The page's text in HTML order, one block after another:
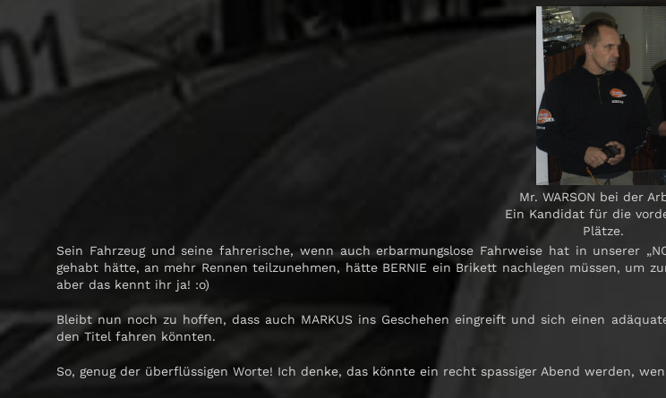
Mr. WARSON bei der
Ein Kandidat für die
Plätze.
Sein Fahrzeug und seine fahrerische, wenn auch erbarmungslose Fahrweise hat in unserer
gehabt hätte, an mehr Rennen teilzunehmen, hätte BERNIE ein Brikett nachlegen müssen, um
aber das kennt ihr ja! :o)
Bleibt nun noch zu hoffen, dass auch MARKUS ins Geschehen eingreift und sich einen
den Titel fahren könnten.
So, genug der überflüssigen Worte! Ich denke, das könnte ein recht spassiger Abend werden,